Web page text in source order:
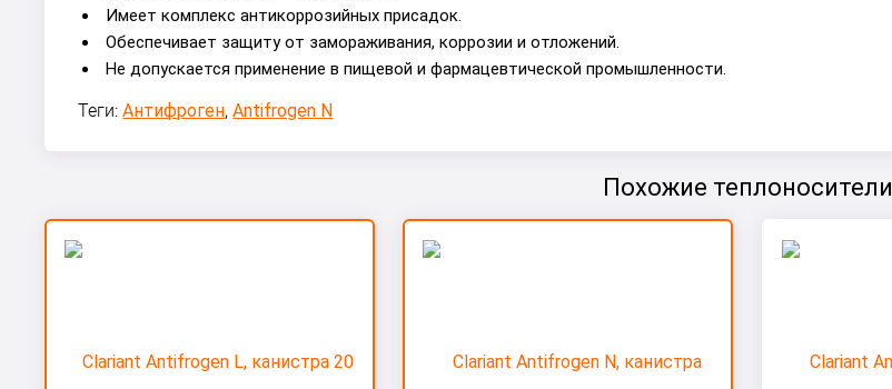
Имеет комплекс антикоррозийных присадок.
Обеспечивает защиту от замораживания, коррозии и отложений.
Не допускается применение в пищевой и фармацевтической промышленности.
Теги:Антифроген,Antifrogen N
Похожие теплоносители